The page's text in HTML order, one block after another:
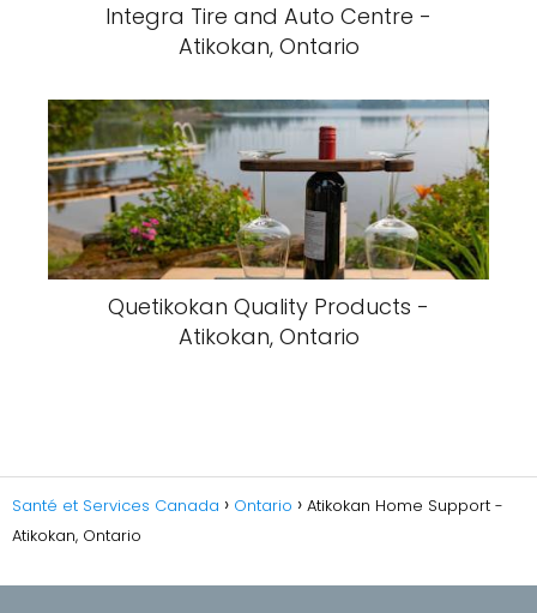
Integra Tire and Auto Centre -
Atikokan, Ontario
Quetikokan Quality Products -
Atikokan, Ontario
Santé et Services Canada Ontario
Atikokan Home Support -
Atikokan, Ontario